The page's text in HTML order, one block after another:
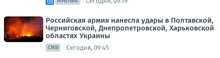
Российская армия нанесла удары в Полтавской,
Черниговской, Днепропетровской, Харьковской
областях Украины
СМИ Сегодня, 09:45